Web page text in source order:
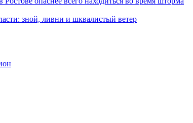
зной, ливни и шквалистый ветер